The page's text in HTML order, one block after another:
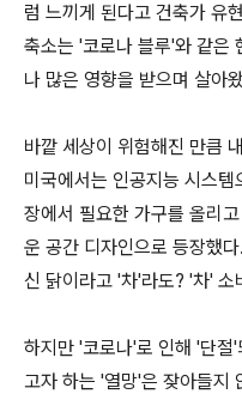
럼 느끼게 된다고 건축가 유
축소는 '코로나 블루'와 같은
나 많은 영향을 받으며 살아
바깥 세상이 위험해진 만큼
미국에서는 인공지능 시스
장에서 필요한 가구를 올리
운 공간 디자인으로 등장했
신 닭이라고 '차'라도? '차' 소
하지만 '코로나'로 인해 '단절
고자 하는 '열망'은 잦아들지